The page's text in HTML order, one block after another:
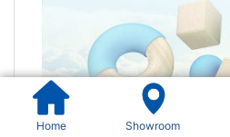
Home Showroom